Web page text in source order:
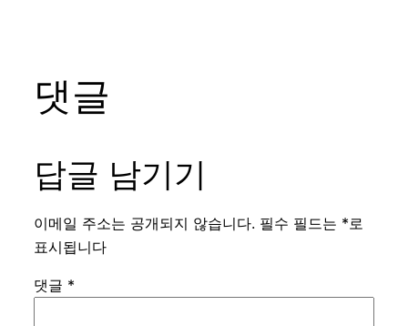
댓글
답글 남기기
이메일 주소는 공개되지 않습니다. 필수 필드는 *로
표시됩니다
댓글 *